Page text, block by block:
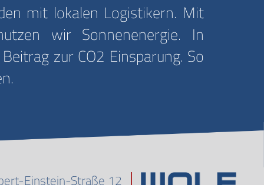
mit lokalen Logistikern. Mit
wir Sonnenenergie. In
zur CO2 Einsparung. So
Einstein-Straße 12